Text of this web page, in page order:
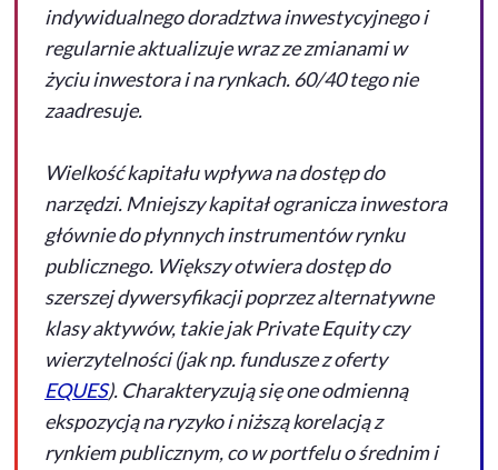
indywidualnego doradztwa inwestycyjnego i
regularnie aktualizuje wraz ze zmianami w
życiu inwestora i na rynkach. 60/40 tego nie
zaadresuje.
Wielkość kapitału wpływa na dostęp do
narzędzi. Mniejszy kapitał ogranicza inwestora
głównie do płynnych instrumentów rynku
publicznego. Większy otwiera dostęp do
szerszej dywersyfikacji poprzez alternatywne
klasy aktywów, takie jakPrivate Equityczy
wierzytelności (jak np. fundusze z oferty
EQUES). Charakteryzują się one odmienną
ekspozycją na ryzyko i niższą korelacją z
rynkiem publicznym, co w portfelu o średnim i